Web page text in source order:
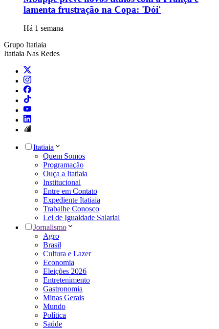
lamenta frustração na Copa: 'Dói'
Há 1 semana
Grupo Itatiaia
Itatiaia Nas Redes
Itatiaia
Quem Somos
Programação
Ouça a Itatiaia
Institucional
Entre em Contato
Expediente Itatiaia
Trabalhe Conosco
Lei de Igualdade Salarial
Jornalismo
Agro
Brasil
Cultura e Lazer
Economia
Eleições 2026
Entretenimento
Gastronomia
Minas Gerais
Mundo
Política
Saúde